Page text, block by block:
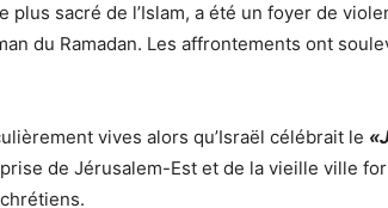
plus sacré de l’Islam, a été un foyer de
du Ramadan. Les affrontements ont
vives alors qu’Israël célébrait le
de Jérusalem-Est et de la vieille ville